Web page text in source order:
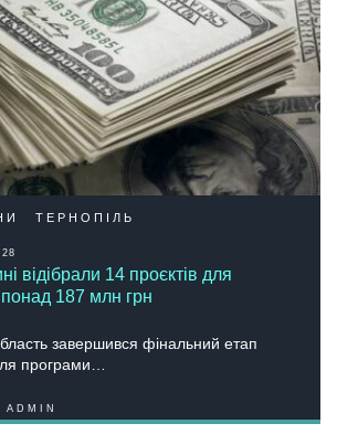
ТЕРНОПІЛЬ
відібрали 14 проєктів для
187 млн грн
завершився фінальний етап
програми…
ADMIN